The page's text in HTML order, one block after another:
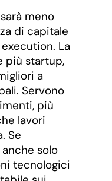
meno
di capitale
La
più startup,
a
Servono
più
lavori
Se
solo
tecnologici